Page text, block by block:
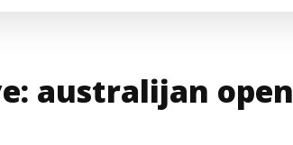
australijan open